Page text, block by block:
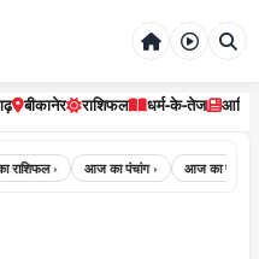
बीकानेर राशिफल धर्म-के-तेज
› आज का पंचांग › आज का पंचांग क्या